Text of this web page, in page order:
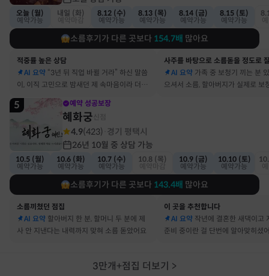
오늘 (월)
예약가능
내일 (화)
8.12 (수)
예약가능
8.13 (목)
예약가능
8.14 (금)
예약가능
8.15 (토)
예약가능
소름후기가 다른 곳보다 154.7배 많아요
적중률 높은 상담
AI 요약 “3년 뒤 직업 바뀔 거라” 하신 말씀
이, 이직 고민으로 밤새던 제 속마음이라 더 신
기했어요
AI 요약 가족 중 보청기 끼는 분
으셔서 소름, 할아버지가 실제로 보
5 예약 성공보장
혜화궁
4.9(423) 경기 평택시
26년 10월 중 상담 가능
10.5 (월)
예약가능
10.6 (화)
예약가능
10.7 (수)
예약가능
10.8 (목)
10.9 (금)
예약가능
10.10 (토)
예약가능
소름후기가 다른 곳보다 143.4배 많아요
소름끼쳤던 점집
AI 요약 할아버지 한 분, 할머니 두 분에 제
사 안 지낸다는 내력까지 맞혀 소름 돋았어요
이 곳을 추천합니다
AI 요약 작년에 결혼한 새댁이고
준비 중이란 걸 단번에 알아맞히셨
3만개+점집 더보기 >